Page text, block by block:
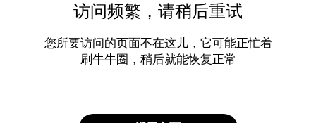
访问频繁，请稍后重试
您所要访问的页面不在这儿，它可能正忙着
刷牛牛圈，稍后就能恢复正常